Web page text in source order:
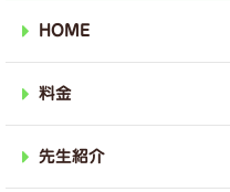
HOME
料金
先生紹介